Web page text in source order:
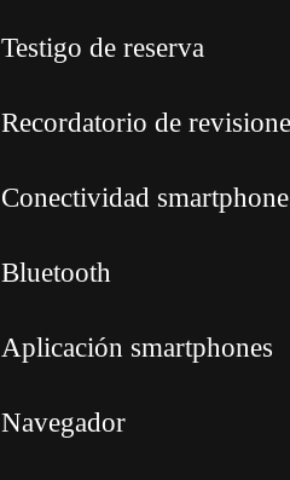
Testigo de reserva
Recordatorio de
Conectividad
Bluetooth
Aplicación smartphones
Navegador